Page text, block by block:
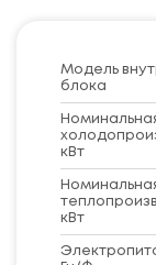
Модель
блока
кВт
кВт